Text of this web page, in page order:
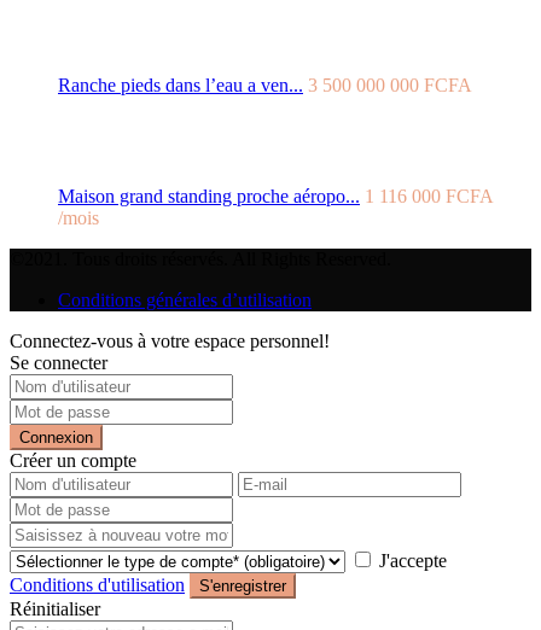
Ranche pieds dans l’eau a ven... 3 500 000 000 FCFA
Maison grand standing proche aéropo... 1 116 000 FCFA
/mois
Conditions générales d’utilisation
Connectez-vous à votre espace personnel!
Se connecter
Connexion
Créer un compte
J'accepte
Conditions d'utilisation
S'enregistrer
Réinitialiser